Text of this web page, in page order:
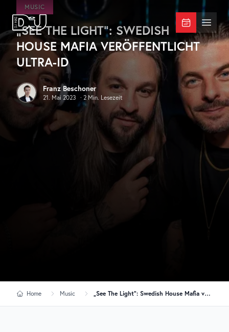
Zum Hauptinhalt springen
DJ Mag Germany Menü
MUSIC
„SEE THE LIGHT“: SWEDISH
HOUSE MAFIA VERÖFFENTLICHT
ULTRA-ID
Franz Beschoner
21. Mai 2023 · 2 Min. Lesezeit
Home Music „See The Light“: Swedish House Mafia veröffentlicht Ultra-ID